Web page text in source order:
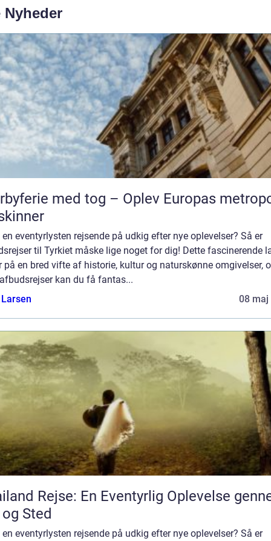
Nyheder
med tog – Oplev Europas
en eventyrlysten rejsende på udkig efter nye oplevelser? Så er
til Tyrkiet måske lige noget for dig! Dette fascinerende
på en bred vifte af historie, kultur og naturskønne omgivelser,
kan du få fantas...
08 maj
Rejse: En Eventyrlig Oplevelse
Sted
en eventyrlysten rejsende på udkig efter nye oplevelser? Så er